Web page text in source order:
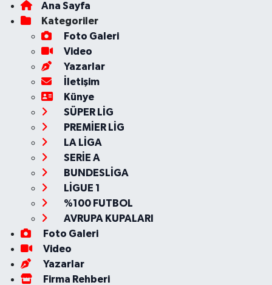
Ana Sayfa
Kategoriler
Foto Galeri
Video
Yazarlar
İletişim
Künye
SÜPER LİG
PREMİER LİG
LA LİGA
SERİE A
BUNDESLİGA
LİGUE 1
%100 FUTBOL
AVRUPA KUPALARI
Foto Galeri
Video
Yazarlar
Firma Rehberi